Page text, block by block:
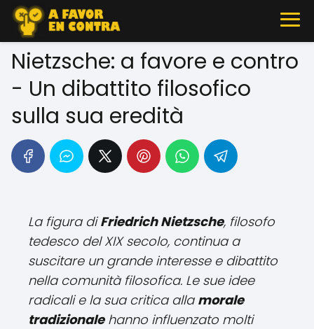
Nietzsche: a favore e contro
- Un dibattito filosofico
sulla sua eredità
La figura diFriedrich Nietzsche, filosofo
tedesco del XIX secolo, continua a
suscitare un grande interesse e dibattito
nella comunità filosofica. Le sue idee
radicali e la sua critica alla morale
tradizionalehanno influenzato molti